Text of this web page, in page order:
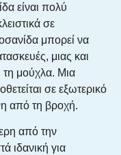
είναι πολύ
σε
μπορεί να
μιας και
τη μούχλα. Μια
σε εξωτερικό
από τη βροχή.
από την
ιδανική για